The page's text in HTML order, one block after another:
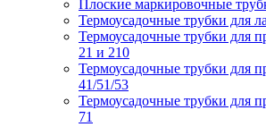
Плоские маркировочные
Термоусадочные трубки для
Термоусадочные трубки для
21 и 210
Термоусадочные трубки для
41/51/53
Термоусадочные трубки для
71